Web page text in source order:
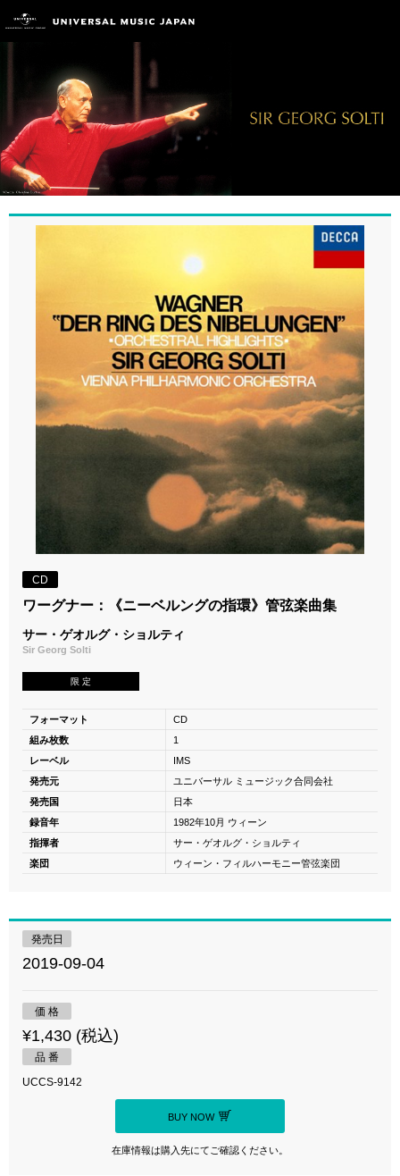
CD
ワーグナー：《ニーベルングの指環》管弦楽曲集
サー・ゲオルグ・ショルティ
Sir Georg Solti
限 定
フォーマット
CD
組み枚数
1
レーベル
IMS
発売元
ユニバーサル ミュージック合同会社
発売国
日本
録音年
1982年10月 ウィーン
指揮者
サー・ゲオルグ・ショルティ
楽団
ウィーン・フィルハーモニー管弦楽団
発売日
2019-09-04
価 格
¥1,430 (税込)
品 番
UCCS-9142
BUY NOW
在庫情報は購入先にてご確認ください。